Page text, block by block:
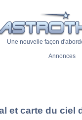
Une nouvelle façon
Annonces
et carte du ciel